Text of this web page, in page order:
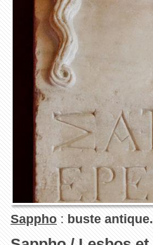
Sappho: buste antique.